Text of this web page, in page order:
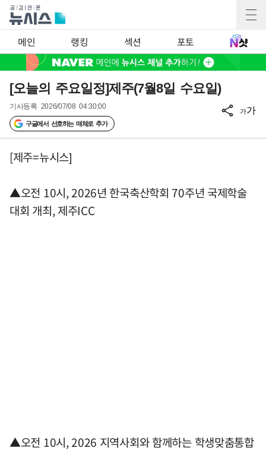
메인 랭킹 섹션 포토
[오늘의 주요일정]제주(7월8일 수요일)
기사등록 2026/07/08 04:30:00
구글에서 선호하는 매체로 추가
가가
[제주=뉴시스]
▲오전 10시, 2026년 한국축산학회 70주년 국제학술
대회 개최, 제주ICC
▲오전 10시, 2026 지역사회와 함께하는 학생맞춤통합